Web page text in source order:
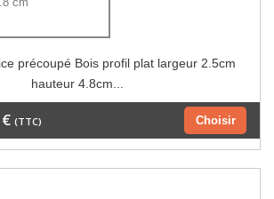
précoupé Bois profil plat largeur 2.5cm
hauteur 4.8cm...
Choisir
(TTC)